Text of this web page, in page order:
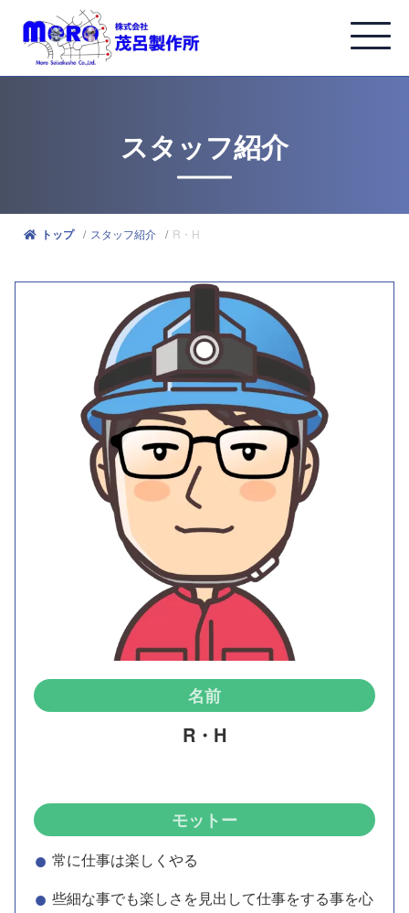
スタッフ紹介
トップ スタッフ紹介 R・H
モットー
常に仕事は楽しくやる
些細な事でも楽しさを見出して仕事をする事を心
名前
R・H